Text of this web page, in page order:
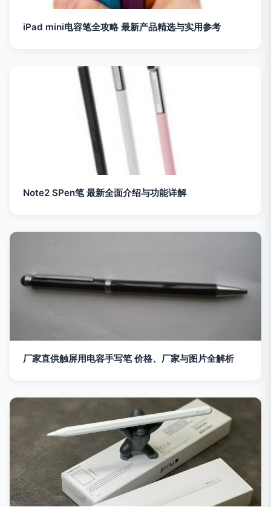
iPad mini电容笔全攻略 最新产品精选与实用参考
Note2 SPen笔 最新全面介绍与功能详解
厂家直供触屏用电容手写笔 价格、厂家与图片全解析